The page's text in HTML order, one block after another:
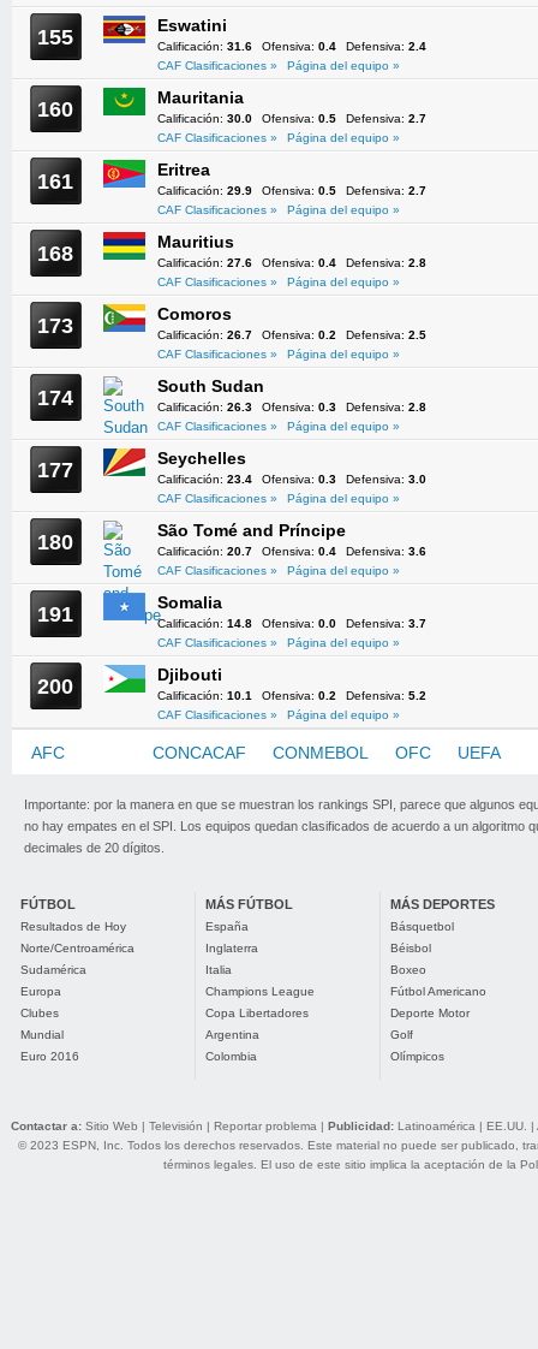
155 Eswatini
Calificación: 31.6 Ofensiva: 0.4 Defensiva: 2.4
CAF Clasificaciones »
Página del equipo »
160 Mauritania
Calificación: 30.0 Ofensiva: 0.5 Defensiva: 2.7
CAF Clasificaciones »
Página del equipo »
161 Eritrea
Calificación: 29.9 Ofensiva: 0.5 Defensiva: 2.7
CAF Clasificaciones »
Página del equipo »
168 Mauritius
Calificación: 27.6 Ofensiva: 0.4 Defensiva: 2.8
CAF Clasificaciones »
Página del equipo »
173 Comoros
Calificación: 26.7 Ofensiva: 0.2 Defensiva: 2.5
CAF Clasificaciones »
Página del equipo »
174 South Sudan
Calificación: 26.3 Ofensiva: 0.3 Defensiva: 2.8
CAF Clasificaciones »
Página del equipo »
177 Seychelles
Calificación: 23.4 Ofensiva: 0.3 Defensiva: 3.0
CAF Clasificaciones »
Página del equipo »
180 São Tomé and Príncipe
Calificación: 20.7 Ofensiva: 0.4 Defensiva: 3.6
CAF Clasificaciones »
Página del equipo »
191 Somalia
Calificación: 14.8 Ofensiva: 0.0 Defensiva: 3.7
CAF Clasificaciones »
Página del equipo »
200 Djibouti
Calificación: 10.1 Ofensiva: 0.2 Defensiva: 5.2
CAF Clasificaciones »
Página del equipo »
AFC CONCACAF CONMEBOL OFC UEFA
Importante: por la manera en que se muestran los rankings SPI, parece que algunos
no hay empates en el SPI. Los equipos quedan clasificados de acuerdo a un algoritmo
decimales de 20 dígitos.
FÚTBOL
Resultados de Hoy
Norte/Centroamérica
Sudamérica
Europa
Clubes
Mundial
Euro 2016
MÁS FÚTBOL
España
Inglaterra
Italia
Champions League
Copa Libertadores
Argentina
Colombia
MÁS DEPORTES
Básquetbol
Béisbol
Boxeo
Fútbol Americano
Deporte Motor
Golf
Olímpicos
Contactar a: Sitio Web | Televisión | Reportar problema | Publicidad: Latinoamérica | EE.UU. |
© 2023 ESPN, Inc. Todos los derechos reservados. Este material no puede ser publicado,
términos legales. El uso de este sitio implica la aceptación de la